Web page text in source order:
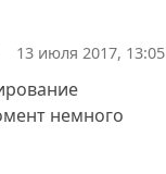
13 июля 2017, 13:05
немного